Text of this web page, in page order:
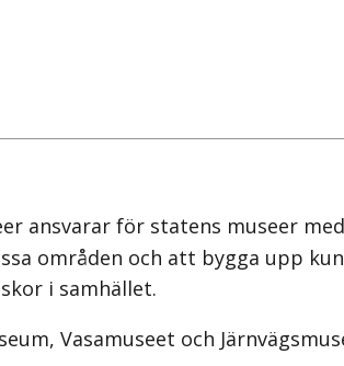
ansvarar för statens museer
områden och att bygga upp
i samhället.
Vasamuseet och